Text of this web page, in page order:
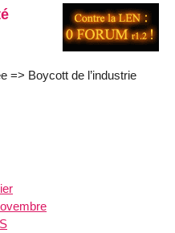
=> Boycott de l’industrie